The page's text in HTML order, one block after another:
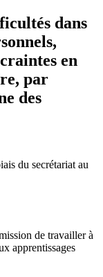
dans
en
par
des
du secrétariat au
de travailler à
apprentissages